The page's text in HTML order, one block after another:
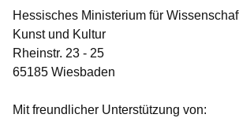
Hessisches Ministerium für
Kunst und Kultur
Rheinstr. 23 - 25
65185 Wiesbaden
Mit freundlicher Unterstützung von: